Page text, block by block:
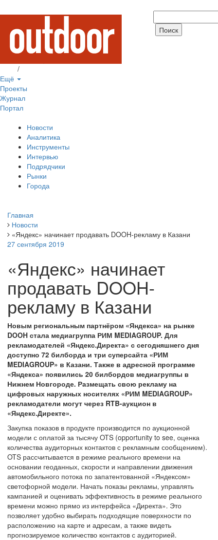
/
Ещё
Проекты
Журнал
Портал
Новости
Аналитика
Инструменты
Интервью
Подрядчики
Рынки
Города
Главная
Новости
«Яндекс» начинает продавать DOOH-рекламу в Казани
27 сентября 2019
«Яндекс» начинает
продавать DOOH-
рекламу в Казани
Новым региональным партнёром «Яндекса» на рынке
DOOH стала медиагруппа РИМ MEDIAGROUP. Для
рекламодателей «Яндекс.Директа» с сегодняшнего дня
доступно 72 билборда и три суперсайта «РИМ
MEDIAGROUP» в Казани. Также в адресной программе
«Яндекса» появились 20 билбордов медиагруппы в
Нижнем Новгороде. Размещать свою рекламу на
цифровых наружных носителях «РИМ MEDIAGROUP»
рекламодатели могут через RTB-аукцион в
«Яндекс.Директе».
Закупка показов в продукте производится по аукционной
модели с оплатой за тысячу OTS (opportunity to see, оценка
количества аудиторных контактов с рекламным сообщением).
OTS рассчитывается в режиме реального времени на
основании геоданных, скорости и направлении движения
автомобильного потока по запатентованной «Яндексом»
светофорной модели. Начать показы рекламы, управлять
кампанией и оценивать эффективность в режиме реального
времени можно прямо из интерфейса «Директа». Это
позволяет удобно выбирать подходящие поверхности по
расположению на карте и адресам, а также видеть
прогнозируемое количество контактов с аудиторией.